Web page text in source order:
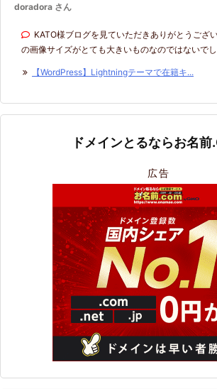
doradora さん
KATO様ブログを見ていただきありがとうござ
の画像サイズがとても大きいものなのではないで
【WordPress】Lightningテーマで在籍キ...
ドメインとるならお名前
広告